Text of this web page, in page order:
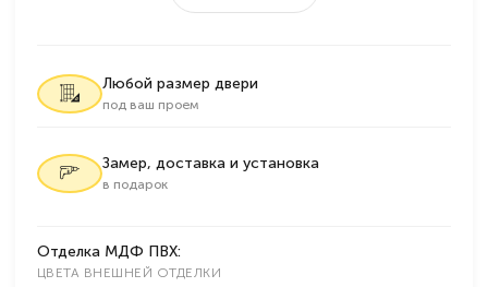
Любой размер двери
под ваш проем
Замер, доставка и установка
в подарок
Отделка МДФ ПВХ:
ЦВЕТА ВНЕШНЕЙ ОТДЕЛКИ